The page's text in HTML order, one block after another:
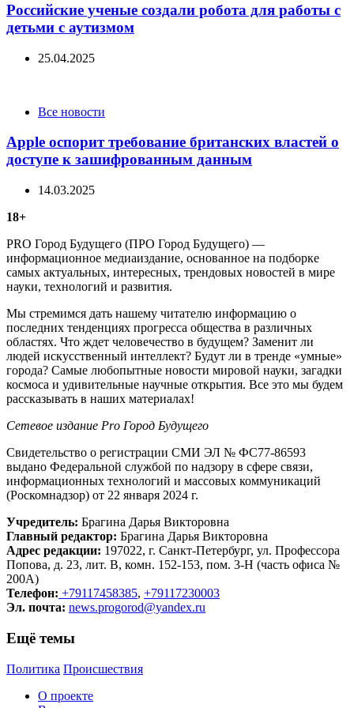
Российские ученые создали робота для работы с
детьми с аутизмом
25.04.2025
CategoriesВсе новости
Apple оспорит требование британских властей о
доступе к зашифрованным данным
14.03.2025
18+
PRO Город Будущего (ПРО Город Будущего) —
информационное медиаиздание, основанное на подборке
самых актуальных, интересных, трендовых новостей в мире
науки, технологий и развития.
Мы стремимся дать нашему читателю информацию о
последних тенденциях прогресса общества в различных
областях. Что ждет человечество в будущем? Заменит ли
людей искусственный интеллект? Будут ли в тренде «умные»
города? Самые любопытные новости мировой науки, загадки
космоса и удивительные научные открытия. Все это мы будем
рассказывать в наших материалах!
Сетевое издание Рrо Город Будущего
Свидетельство о регистрации СМИ ЭЛ № ФС77-86593
выдано Федеральной службой по надзору в сфере связи,
информационных технологий и массовых коммуникаций
(Роскомнадзор) от 22 января 2024 г.
Учредитель: Брагина Дарья Викторовна
Главный редактор: Брагина Дарья Викторовна
Адрес редакции: 197022, г. Санкт-Петербург, ул. Профессора
Попова, д. 23, лит. В, комн. 152-153, пом. 3-Н (часть офиса №
200А)
Телефон: +79117458385, +79117230003
Эл. почта: news.progorod@yandex.ru
Ещё темы
Политика Происшествия
О проекте